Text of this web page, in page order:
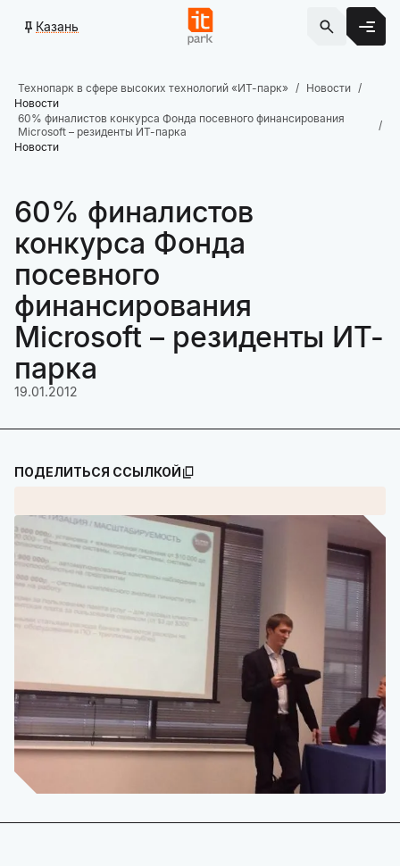
Казань
Технопарк в сфере высоких технологий «ИТ-парк»
Новости
Новости
60% финалистов конкурса Фонда посевного финансирования
Microsoft – резиденты ИТ-парка
Новости
60% финалистов
конкурса Фонда
посевного
финансирования
Microsoft – резиденты ИТ-
парка
19.01.2012
ПОДЕЛИТЬСЯ ССЫЛКОЙ